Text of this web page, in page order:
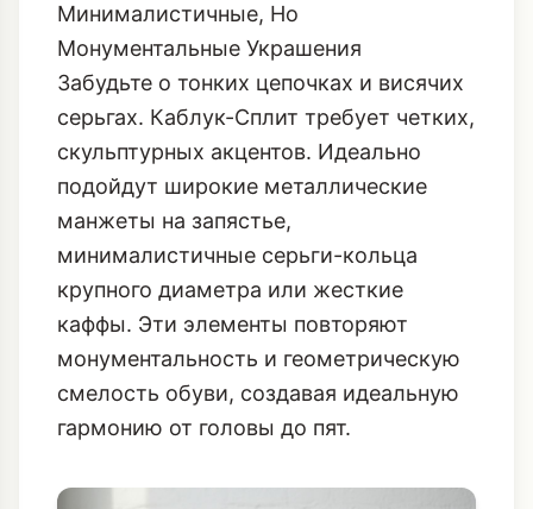
Минималистичные, Но
Монументальные Украшения
Забудьте о тонких цепочках и висячих
серьгах. Каблук-Сплит требует четких,
скульптурных акцентов. Идеально
подойдут широкие металлические
манжеты на запястье,
минималистичные серьги-кольца
крупного диаметра или жесткие
каффы. Эти элементы повторяют
монументальность и геометрическую
смелость обуви, создавая идеальную
гармонию от головы до пят.